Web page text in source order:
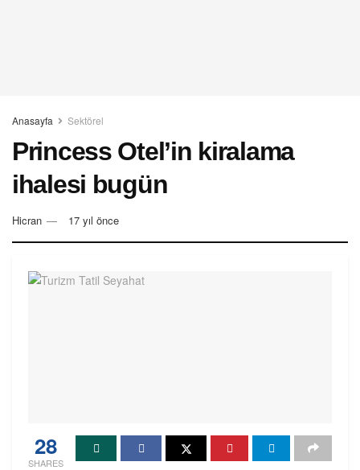
Anasayfa Sektörel
Princess Otel’in kiralama
ihalesi bugün
Hicran 17 yıl önce
28
SHARES